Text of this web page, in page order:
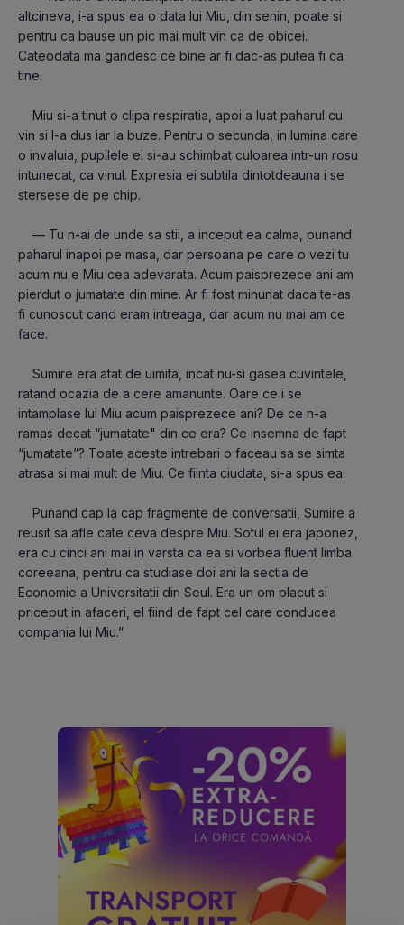
altcineva, i-a spus ea o data lui Miu, din senin, poate si
pentru ca bause un pic mai mult vin ca de obicei.
Cateodata ma gandesc ce bine ar fi dac-as putea fi ca
tine.
Miu si-a tinut o clipa respiratia, apoi a luat paharul cu
vin si l-a dus iar la buze. Pentru o secunda, in lumina care
o invaluia, pupilele ei si-au schimbat culoarea intr-un rosu
intunecat, ca vinul. Expresia ei subtila dintotdeauna i se
stersese de pe chip.
— Tu n-ai de unde sa stii, a inceput ea calma, punand
paharul inapoi pe masa, dar persoana pe care o vezi tu
acum nu e Miu cea adevarata. Acum paisprezece ani am
pierdut o jumatate din mine. Ar fi fost minunat daca te-as
fi cunoscut cand eram intreaga, dar acum nu mai am ce
face.
Sumire era atat de uimita, incat nu-si gasea cuvintele,
ratand ocazia de a cere amanunte. Oare ce i se
intamplase lui Miu acum paisprezece ani? De ce n-a
ramas decat “jumatate" din ce era? Ce insemna de fapt
“jumatate”? Toate aceste intrebari o faceau sa se simta
atrasa si mai mult de Miu. Ce fiinta ciudata, si-a spus ea.
Punand cap la cap fragmente de conversatii, Sumire a
reusit sa afle cate ceva despre Miu. Sotul ei era japonez,
era cu cinci ani mai in varsta ca ea si vorbea fluent limba
coreeana, pentru ca studiase doi ani la sectia de
Economie a Universitatii din Seul. Era un om placut si
priceput in afaceri, el fiind de fapt cel care conducea
compania lui Miu.”